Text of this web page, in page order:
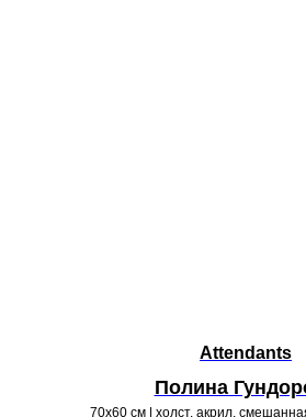
Attendants
Полина
70х60 см | холст, акрил,